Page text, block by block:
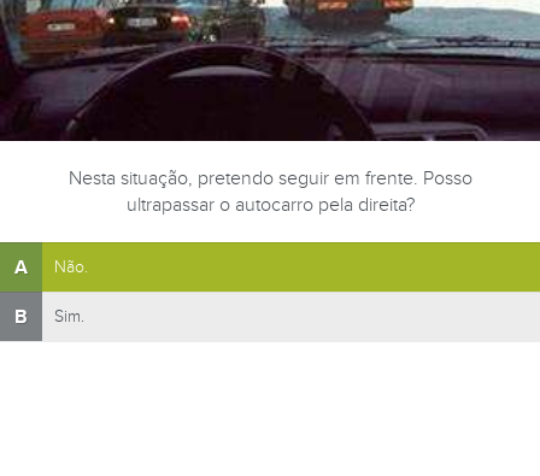
Nesta situação, pretendo seguir em frente. Posso
ultrapassar o autocarro pela direita?
A Não.
B Sim.